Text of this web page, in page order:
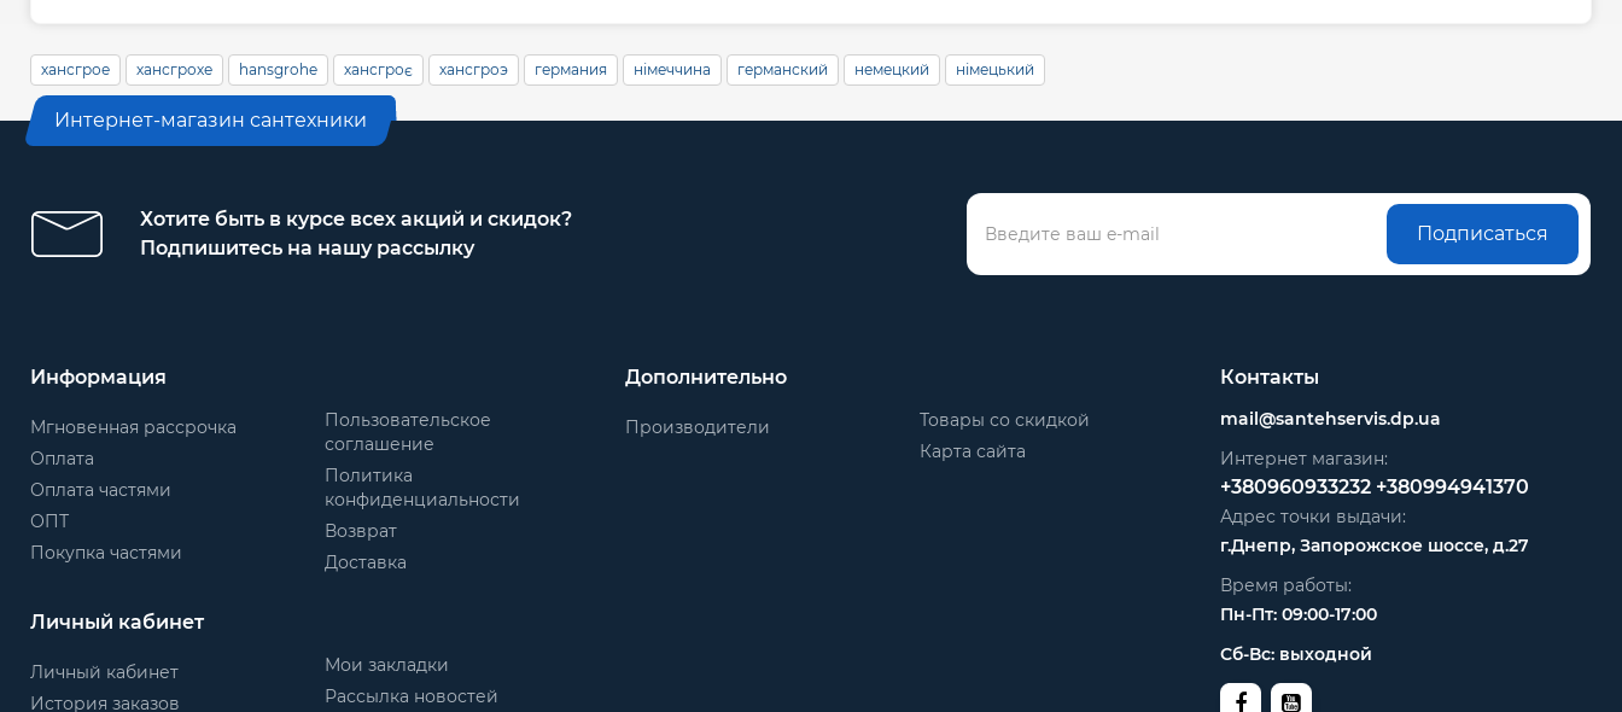
хансгрое хансгрохе hansgrohe хансгроє хансгроэ германия німеччина германский немецкий німецький
Интернет-магазин сантехники
Хотите быть в курсе всех акций и скидок?
Подпишитесь на нашу рассылку
Подписаться
Информация
Мгновенная рассрочка
Оплата
Оплата частями
ОПТ
Покупка частями
Пользовательское
соглашение
Политика
конфиденциальности
Возврат
Доставка
Дополнительно
Производители
Товары со скидкой
Карта сайта
Личный кабинет
Личный кабинет
История заказов
Мои закладки
Рассылка новостей
Контакты
mail@santehservis.dp.ua
Интернет магазин:
+380960933232 +380994941370
Адрес точки выдачи:
г.Днепр, Запорожское шоссе, д.27
Время работы:
Пн-Пт: 09:00-17:00
Сб-Вс: выходной